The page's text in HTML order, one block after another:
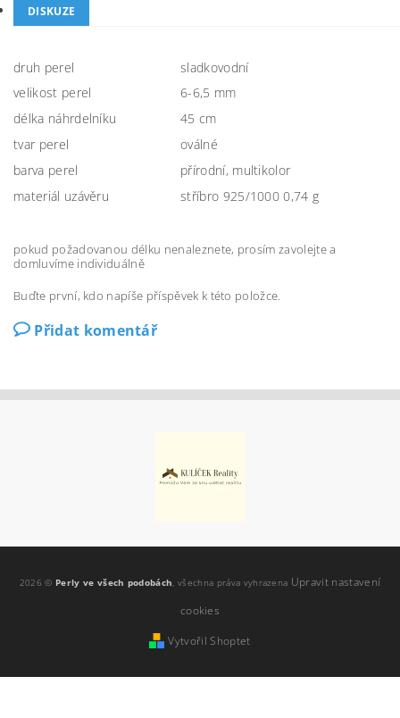
DISKUZE
druh perel
sladkovodní
velikost perel
6-6,5 mm
délka náhrdelníku
45 cm
tvar perel
oválné
barva perel
přírodní, multikolor
materiál uzávěru
stříbro 925/1000 0,74 g
pokud požadovanou délku nenaleznete, prosím zavolejte a
domluvíme individuálně
Buďte první, kdo napíše příspěvek k této položce.
Přidat komentář
2026 © Perly ve všech podobách, všechna práva vyhrazena Upravit nastavení
cookies
Vytvořil Shoptet